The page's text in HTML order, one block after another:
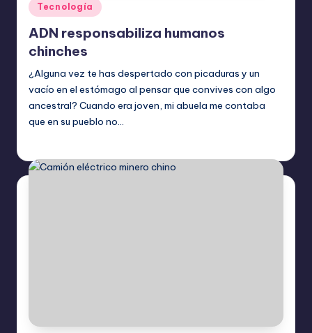
Publicado
en
Tecnología
ADN responsabiliza humanos
chinches
¿Alguna vez te has despertado con picaduras y un
vacío en el estómago al pensar que convives con algo
ancestral? Cuando era joven, mi abuela me contaba
que en su pueblo no…